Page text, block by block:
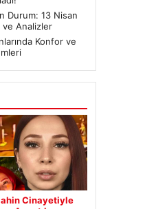
Durum: 13 Nisan
Analizler
Konfor ve
Cinayetiyle